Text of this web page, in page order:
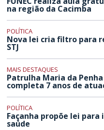
na região da Cacimba
POLÍTICA
Nova lei cria filtro para
STJ
MAIS DESTAQUES
Patrulha Maria da
completa 7 anos de
POLÍTICA
Façanha propõe lei
saúde